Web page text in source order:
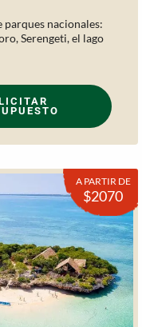
nacionales:
Serengeti, el lago
A PARTIR DE
$2070